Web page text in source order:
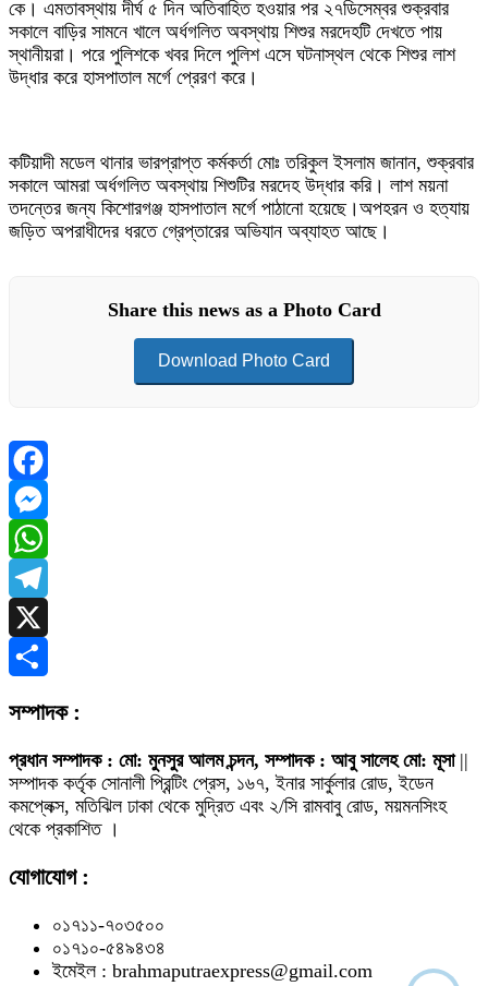
কে। এমতাবস্থায় দীর্ঘ ৫ দিন অতিবাহিত হওয়ার পর ২৭ডিসেম্বর শুক্রবার
সকালে বাড়ির সামনে খালে অর্ধগলিত অবস্থায় শিশুর মরদেহটি দেখতে পায়
স্থানীয়রা। পরে পুলিশকে খবর দিলে পুলিশ এসে ঘটনাস্থল থেকে শিশুর লাশ
উদ্ধার করে হাসপাতাল মর্গে প্রেরণ করে।
কটিয়াদী মডেল থানার ভারপ্রাপ্ত কর্মকর্তা মোঃ তরিকুল ইসলাম জানান, শুক্রবার
সকালে আমরা অর্ধগলিত অবস্থায় শিশুটির মরদেহ উদ্ধার করি। লাশ ময়না
তদন্তের জন্য কিশোরগঞ্জ হাসপাতাল মর্গে পাঠানো হয়েছে।অপহরন ও হত্যায়
জড়িত অপরাধীদের ধরতে গ্রেপ্তারের অভিযান অব্যাহত আছে।
Share this news as a Photo Card
Download Photo Card
Facebook
Messenger
WhatsApp
Telegram
X
সম্পাদক :
প্রধান সম্পাদক : মো: মুনসুর আলম চন্দন, সম্পাদক : আবু সালেহ মো: মূসা||
সম্পাদক কর্তৃক সোনালী প্রিন্টিং প্রেস, ১৬৭, ইনার সার্কুলার রোড, ইডেন
কমপ্লেক্স, মতিঝিল ঢাকা থেকে মুদ্রিত এবং ২/সি রামবাবু রোড, ময়মনসিংহ
থেকে প্রকাশিত ।
যোগাযোগ :
০১৭১১-৭০৩৫০০
০১৭১০-৫৪৯৪৩৪
ইমেইল : brahmaputraexpress@gmail.com